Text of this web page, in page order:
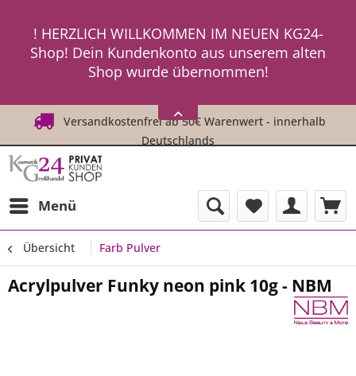
! HERZLICH WILLKOMMEN IM NEUEN KG24-
Shop! Dein Kundenkonto aus unserem alten
Shop wurde übernommen!
ein neues Passwort an ! ! !
Versandkostenfrei ab 50€ Warenwert - innerhalb
Deutschlands
Menü
Übersicht Farb Pulver
Acrylpulver Funky neon pink 10g - NBM